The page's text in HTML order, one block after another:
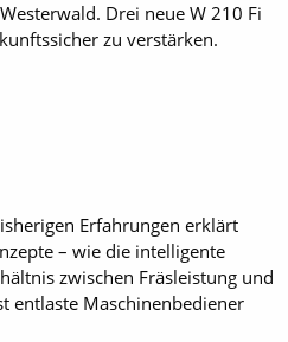
Drei neue W 210 Fi
zu verstärken.
Erfahrungen erklärt
– wie die intelligente
zwischen Fräsleistung und
entlaste Maschinenbediener